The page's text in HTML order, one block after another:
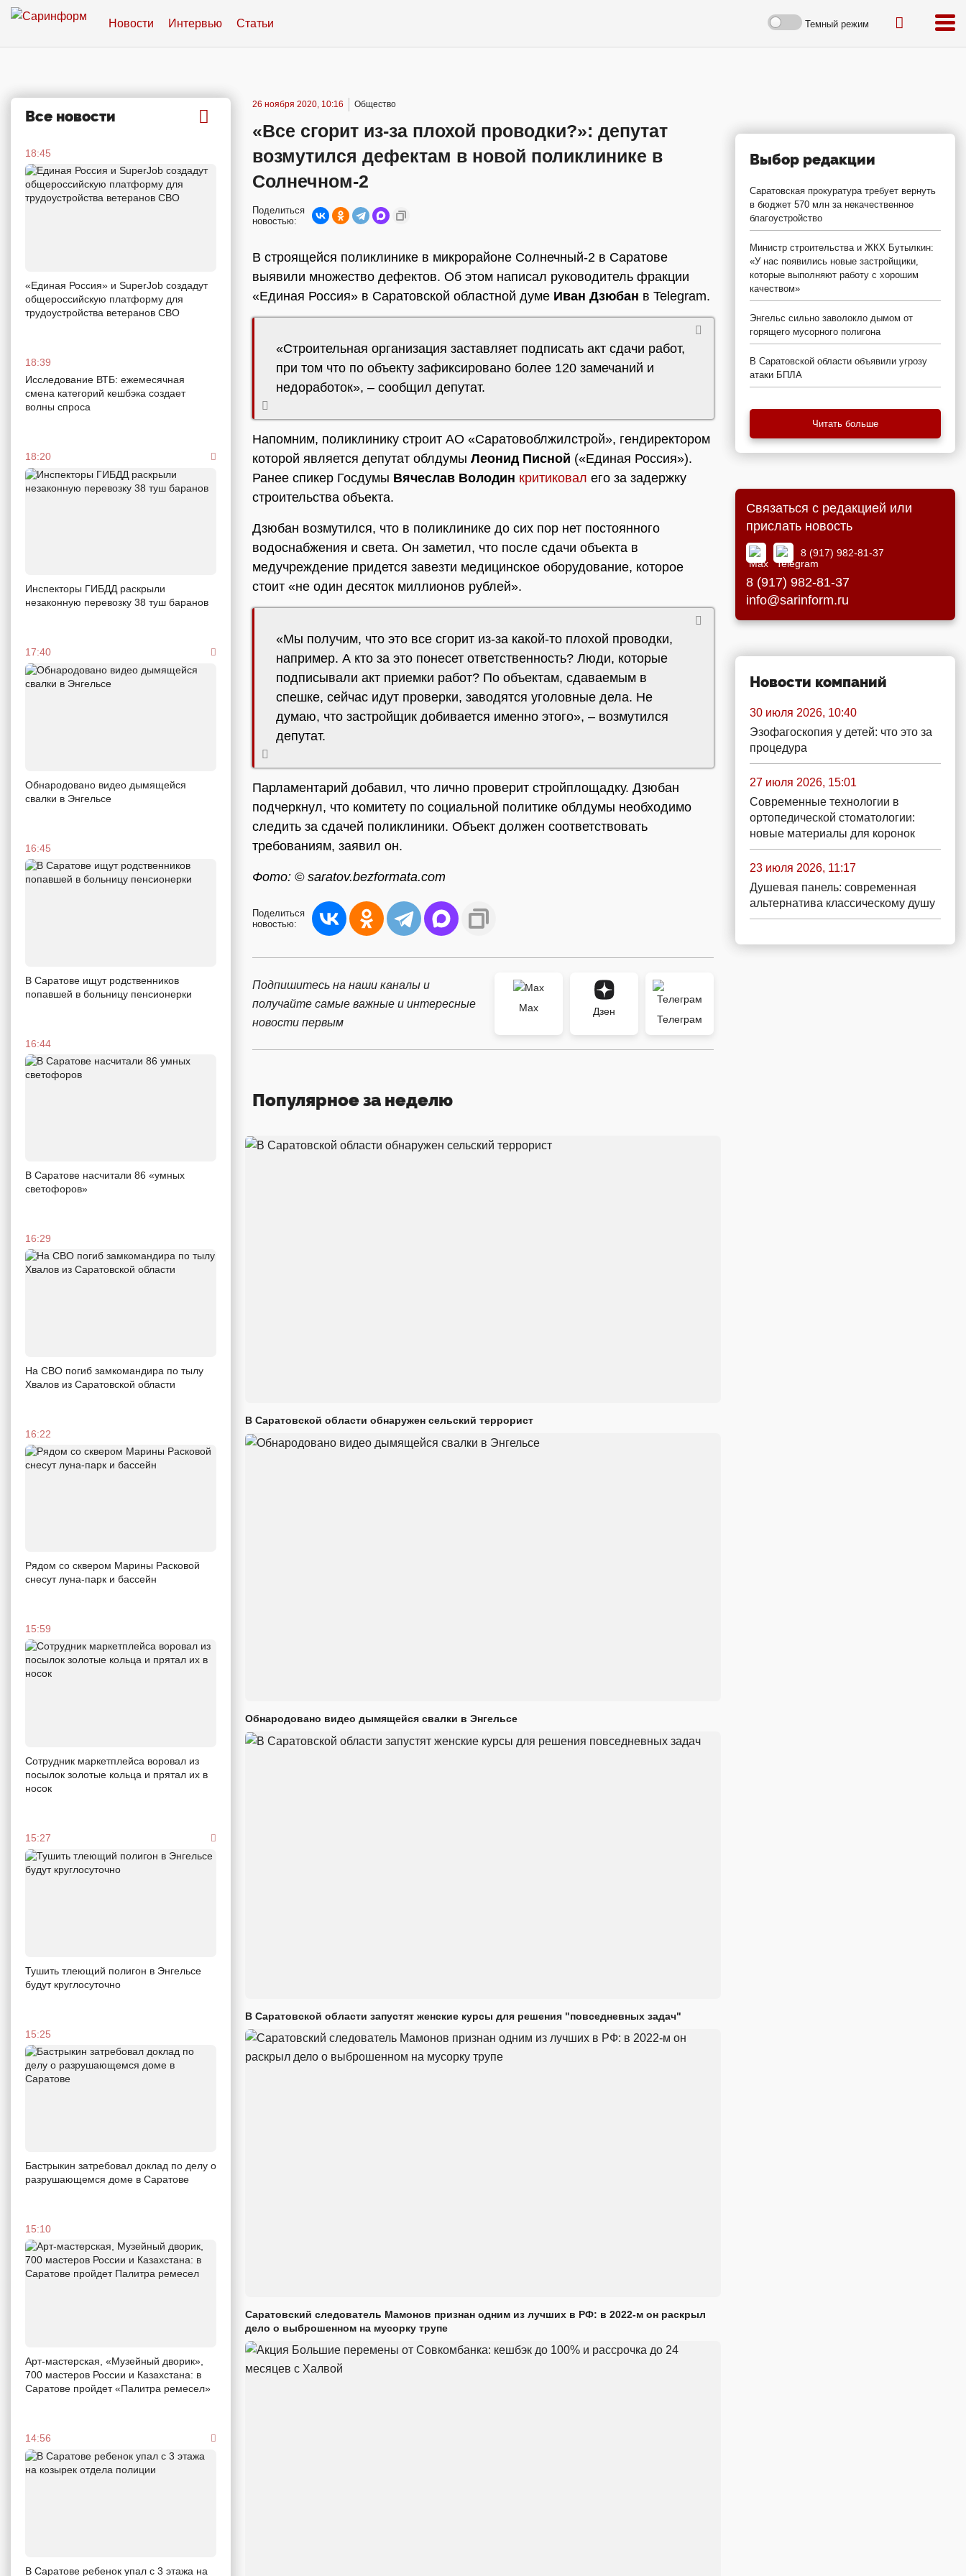
Новости Интервью Статьи Темный режим
Все новости
18:45
«Единая Россия» и SuperJob создадут
общероссийскую платформу для
трудоустройства ветеранов СВО
18:39
Исследование ВТБ: ежемесячная
смена категорий кешбэка создает
волны спроса
18:20
Инспекторы ГИБДД раскрыли
незаконную перевозку 38 туш баранов
17:40
Обнародовано видео дымящейся
свалки в Энгельсе
16:45
В Саратове ищут родственников
попавшей в больницу пенсионерки
16:44
В Саратове насчитали 86 «умных
светофоров»
16:29
На СВО погиб замкомандира по тылу
Хвалов из Саратовской области
16:22
Рядом со сквером Марины Расковой
снесут луна-парк и бассейн
15:59
Сотрудник маркетплейса воровал из
посылок золотые кольца и прятал их в
носок
15:27
Тушить тлеющий полигон в Энгельсе
будут круглосуточно
15:25
Бастрыкин затребовал доклад по делу о
разрушающемся доме в Саратове
15:10
Арт-мастерская, «Музейный дворик»,
700 мастеров России и Казахстана: в
Саратове пройдет «Палитра ремесел»
14:56
В Саратове ребенок упал с 3 этажа на
26 ноября 2020, 10:16 Общество
«Все сгорит из-за плохой проводки?»: депутат
возмутился дефектам в новой поликлинике в
Солнечном-2
Поделиться
новостью:
В строящейся поликлинике в микрорайоне Солнечный-2 в Саратове
выявили множество дефектов. Об этом написал руководитель фракции
«Единая Россия» в Саратовской областной думе Иван Дзюбан в Telegram.
«Строительная организация заставляет подписать акт сдачи работ,
при том что по объекту зафиксировано более 120 замечаний и
недоработок», – сообщил депутат.
Напомним, поликлинику строит АО «Саратовоблжилстрой», гендиректором
которой является депутат облдумы Леонид Писной («Единая Россия»).
Ранее спикер Госдумы Вячеслав Володин критиковал его за задержку
строительства объекта.
Дзюбан возмутился, что в поликлинике до сих пор нет постоянного
водоснабжения и света. Он заметил, что после сдачи объекта в
медучреждение придется завезти медицинское оборудование, которое
стоит «не один десяток миллионов рублей».
«Мы получим, что это все сгорит из-за какой-то плохой проводки,
например. А кто за это понесет ответственность? Люди, которые
подписывали акт приемки работ? По объектам, сдаваемым в
спешке, сейчас идут проверки, заводятся уголовные дела. Не
думаю, что застройщик добивается именно этого», – возмутился
депутат.
Парламентарий добавил, что лично проверит стройплощадку. Дзюбан
подчеркнул, что комитету по социальной политике облдумы необходимо
следить за сдачей поликлиники. Объект должен соответствовать
требованиям, заявил он.
Фото: © saratov.bezformata.com
Поделиться
новостью:
Подпишитесь на наши каналы и
получайте самые важные и интересные
новости первым
Max Дзен
Телеграм
Популярное за неделю
В Саратовской области обнаружен сельский террорист
Обнародовано видео дымящейся свалки в Энгельсе
В Саратовской области запустят женские курсы для решения "повседневных задач"
Саратовский следователь Мамонов признан одним из лучших в РФ: в 2022-м он раскрыл
дело о выброшенном на мусорку трупе
Выбор редакции
Саратовская прокуратура требует вернуть
в бюджет 570 млн за некачественное
благоустройство
Министр строительства и ЖКХ Бутылкин:
«У нас появились новые застройщики,
которые выполняют работу с хорошим
качеством»
Энгельс сильно заволокло дымом от
горящего мусорного полигона
В Саратовской области объявили угрозу
атаки БПЛА
Читать больше
Связаться с редакцией или
прислать новость
8 (917) 982-81-37
8 (917) 982-81-37
info@sarinform.ru
Новости компаний
30 июля 2026, 10:40
Эзофагоскопия у детей: что это за
процедура
27 июля 2026, 15:01
Современные технологии в
ортопедической стоматологии:
новые материалы для коронок
23 июля 2026, 11:17
Душевая панель: современная
альтернатива классическому душу